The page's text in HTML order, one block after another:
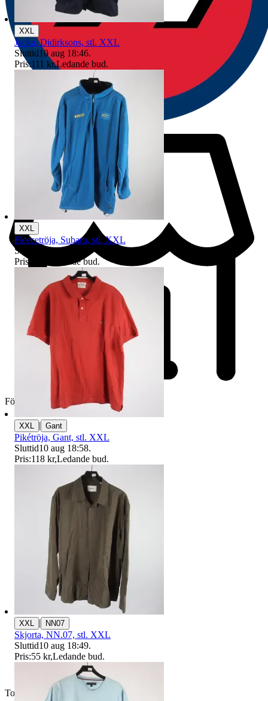
Företag
Toppsäljare
XXL
Jacka, Didirksons, stl. XXL
Sluttid10 aug 18:46.
Pris:111 kr,Ledande bud.
XXL
Fleecetröja, Subaru, stl. XXL
Sluttid
10 aug 20:16
Pris:
Ledande bud.
XXL | Gant
Pikétröja, Gant, stl. XXL
Sluttid10 aug 18:58.
Pris:118 kr,Ledande bud.
XXL | NN07
Skjorta, NN.07, stl. XXL
Sluttid10 aug 18:49.
Pris:55 kr,Ledande bud.